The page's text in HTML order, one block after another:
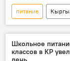
питание
центр
юг
ВПП
Школьное
классов в КР